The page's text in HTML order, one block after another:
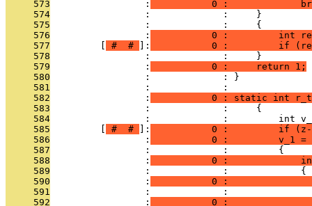
     573
                 :
0 :
     574
                 :             :     }
     575
                 :             :     {
     576
                 :
0 :         int
     577
# # ]:
0 :         if
     578
                 :             :     }
     579
                 :
           0 :     return 1;
     580
                 :             : }
     581
                 :             :
     582
                 :
0 : static int
     583
                 :             :     {
     584
:             :         int
     585
# # ]:
0 :         if
     586
                 :
0 :         v_1 =
     587
                 :             :         {
     588
                 :
0 :
     589
                 :             :             {
     590
                 :
0 :
     591
:             :
     592
                 :
0 :